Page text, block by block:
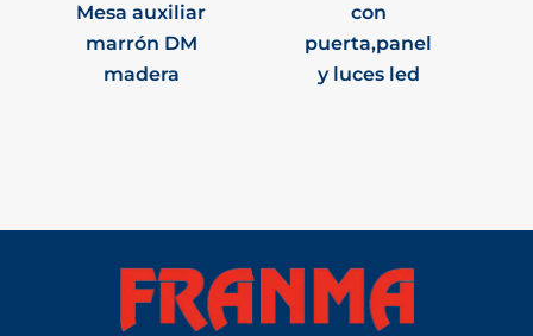
Mesa auxiliar
marrón DM
madera
con
puerta,panel
y luces led